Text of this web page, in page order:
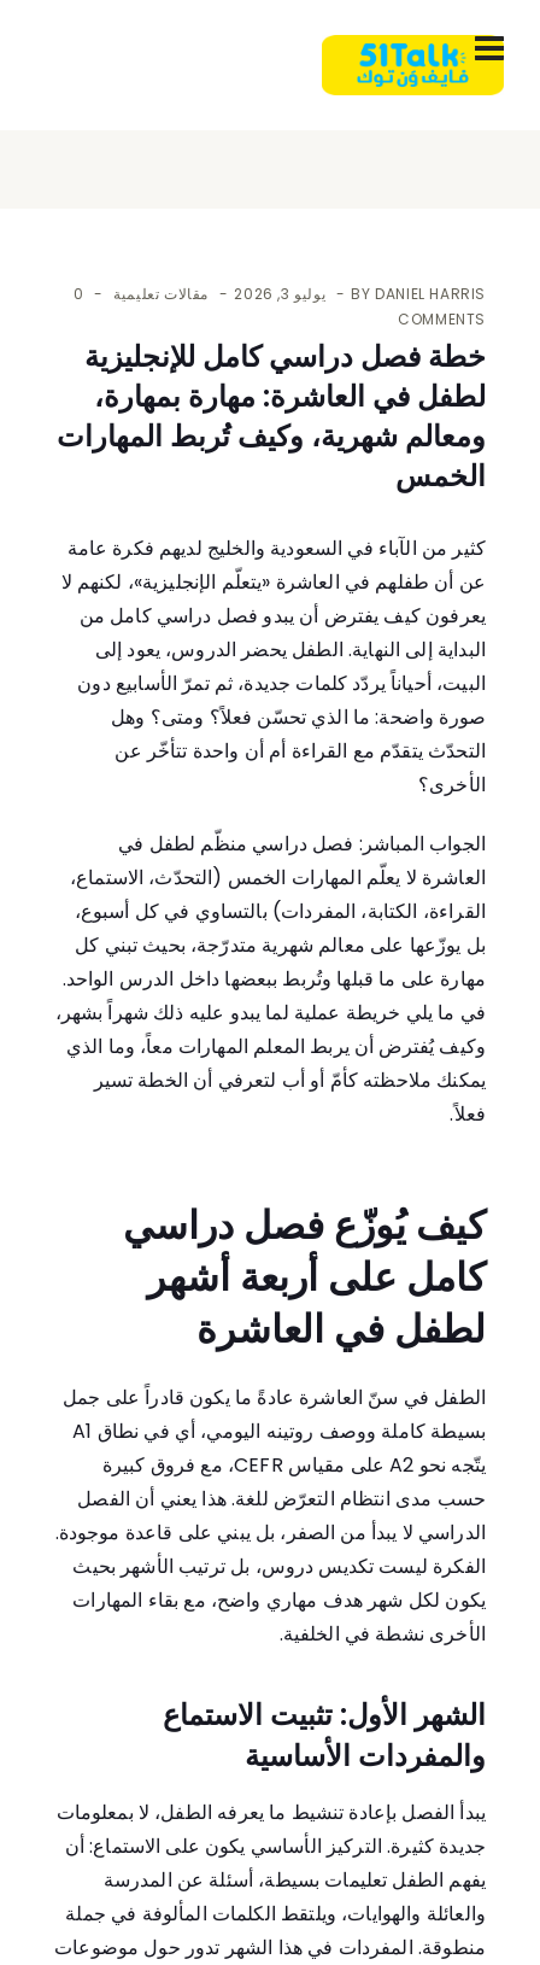
BYDANIEL HARRIS يوليو 3, 2026 مقالات تعليمية
0
COMMENTS
خطة فصل دراسي كامل للإنجليزية
لطفل في العاشرة: مهارة بمهارة،
ومعالم شهرية، وكيف تُربط المهارات
الخمس
كثير من الآباء في السعودية والخليج لديهم فكرة عامة
عن أن طفلهم في العاشرة «يتعلّم الإنجليزية»، لكنهم لا
يعرفون كيف يفترض أن يبدو فصل دراسي كامل من
البداية إلى النهاية. الطفل يحضر الدروس، يعود إلى
البيت، أحياناً يردّد كلمات جديدة، ثم تمرّ الأسابيع دون
صورة واضحة: ما الذي تحسّن فعلاً؟ ومتى؟ وهل
التحدّث يتقدّم مع القراءة أم أن واحدة تتأخّر عن
الأخرى؟
الجواب المباشر: فصل دراسي منظّم لطفل في
العاشرة لا يعلّم المهارات الخمس (التحدّث، الاستماع،
القراءة، الكتابة، المفردات) بالتساوي في كل أسبوع،
بل يوزّعها على معالم شهرية متدرّجة، بحيث تبني كل
مهارة على ما قبلها وتُربط ببعضها داخل الدرس الواحد.
في ما يلي خريطة عملية لما يبدو عليه ذلك شهراً بشهر،
وكيف يُفترض أن يربط المعلم المهارات معاً، وما الذي
يمكنك ملاحظته كأمّ أو أب لتعرفي أن الخطة تسير
فعلاً.
كيف يُوزّع فصل دراسي
كامل على أربعة أشهر
لطفل في العاشرة
الطفل في سنّ العاشرة عادةً ما يكون قادراً على جمل
بسيطة كاملة ووصف روتينه اليومي، أي في نطاق A1
يتّجه نحو A2 على مقياس CEFR، مع فروق كبيرة
حسب مدى انتظام التعرّض للغة. هذا يعني أن الفصل
الدراسي لا يبدأ من الصفر، بل يبني على قاعدة موجودة.
الفكرة ليست تكديس دروس، بل ترتيب الأشهر بحيث
يكون لكل شهر هدف مهاري واضح، مع بقاء المهارات
الأخرى نشطة في الخلفية.
الشهر الأول: تثبيت الاستماع
والمفردات الأساسية
يبدأ الفصل بإعادة تنشيط ما يعرفه الطفل، لا بمعلومات
جديدة كثيرة. التركيز الأساسي يكون على الاستماع: أن
يفهم الطفل تعليمات بسيطة، أسئلة عن المدرسة
والعائلة والهوايات، ويلتقط الكلمات المألوفة في جملة
منطوقة. المفردات في هذا الشهر تدور حول موضوعات